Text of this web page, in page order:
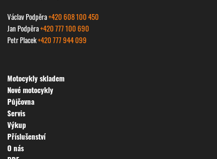
Václav Podpěra+420 608 100 450
Jan Podpěra+420 777 100 690
Petr Placek+420 777 944 099
Motocykly skladem
Nové motocykly
Půjčovna
Servis
Výkup
Příslušenství
O nás